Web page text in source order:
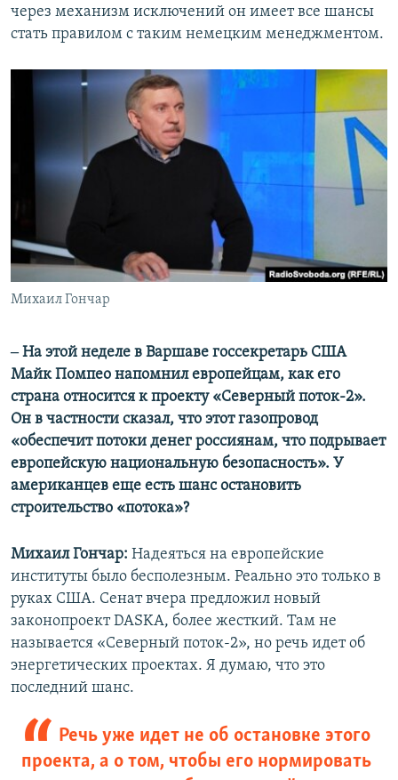
через механизм исключений он имеет все шансы
стать правилом с таким немецким менеджментом.
Михаил Гончар
‒ На этой неделе в Варшаве госсекретарь США
Майк Помпео напомнил европейцам, как его
страна относится к проекту «Северный поток-2».
Он в частности сказал, что этот газопровод
«обеспечит потоки денег россиянам, что подрывает
европейскую национальную безопасность». У
американцев еще есть шанс остановить
строительство «потока»?
Михаил Гончар: Надеяться на европейские
институты было бесполезным. Реально это только в
руках США. Сенат вчера предложил новый
законопроект DASKA, более жесткий. Там не
называется «Северный поток-2», но речь идет об
энергетических проектах. Я думаю, что это
последний шанс.
Речь уже идет не об остановке этого
проекта, а о том, чтобы его нормировать